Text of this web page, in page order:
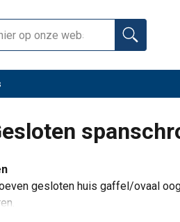
gesloten huis gaffel/ovaal